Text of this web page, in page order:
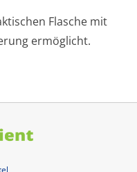
Flasche mit
ermöglicht.